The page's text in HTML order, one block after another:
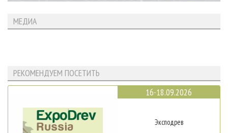
МЕДИА
РЕКОМЕНДУЕМ ПОСЕТИТЬ
16-18.09.2026
Эксподрев